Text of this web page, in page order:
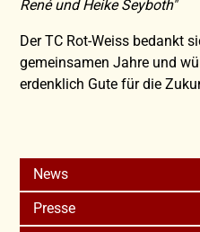
René und Heike Seyboth"
Der TC Rot-Weiss bedankt
gemeinsamen Jahre und
erdenklich Gute für die
News
Presse